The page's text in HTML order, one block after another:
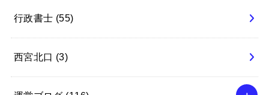
行政書士 (55)
西宮北口 (3)